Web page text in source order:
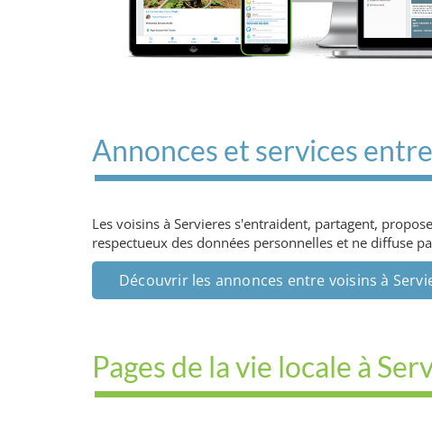
Annonces et services
Les voisins à Servieres s'entraident, partagent,
respectueux des données personnelles et ne diffuse
Découvrir les annonces entre voisins à
Pages de la vie locale à